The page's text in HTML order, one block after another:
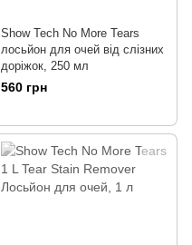
Show Tech No More Tears
лосьйон для очей від слізних
доріжок, 250 мл
560 грн